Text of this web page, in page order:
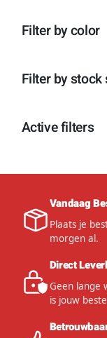
Filter by color
Filter by stock
Active filters
Vandaag
Plaats je
morgen al.
Direct
Geen lange
is jouw